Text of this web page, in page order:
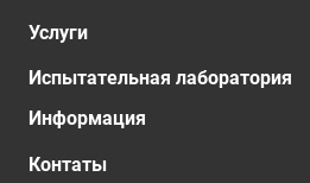
Услуги
Испытательная лаборатория
Информация
Контаты